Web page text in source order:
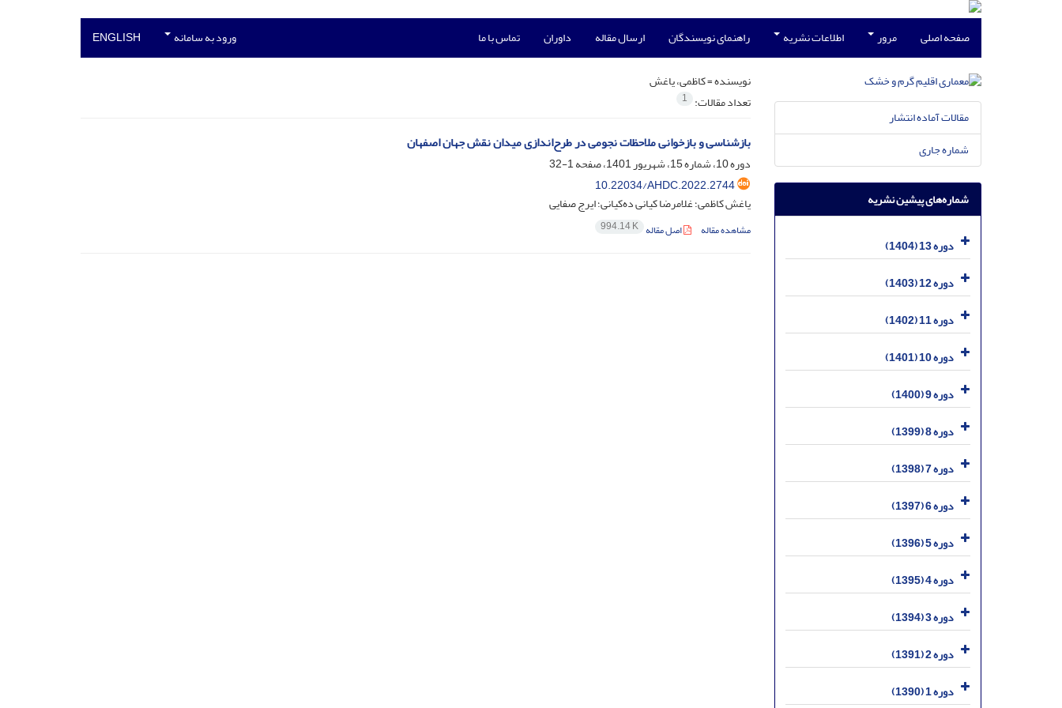
صفحه اصلی مرور اطلاعات نشریه راهنمای نویسندگان ارسال مقاله داوران تماس با ما ورود به سامانه ENGLISH
نویسنده =کاظمی، یاغش
تعداد مقالات: 1
بازشناسی و بازخوانی ملاحظات نجومی در طرح‌اندازی میدان نقش جهان اصفهان
دوره 10، شماره 15، شهریور 1401، صفحه
1-32
10.22034/AHDC.2022.2744
یاغش کاظمی؛ غلامرضا کیانی ده‌کیانی؛ ایرج صفایی
مشاهده مقاله اصل مقاله 994.14 K
مقالات آماده انتشار
شماره جاری
شماره‌های پیشین نشریه
دوره 13 (1404)
دوره 12 (1403)
دوره 11 (1402)
دوره 10 (1401)
دوره 9 (1400)
دوره 8 (1399)
دوره 7 (1398)
دوره 6 (1397)
دوره 5 (1396)
دوره 4 (1395)
دوره 3 (1394)
دوره 2 (1391)
دوره 1 (1390)